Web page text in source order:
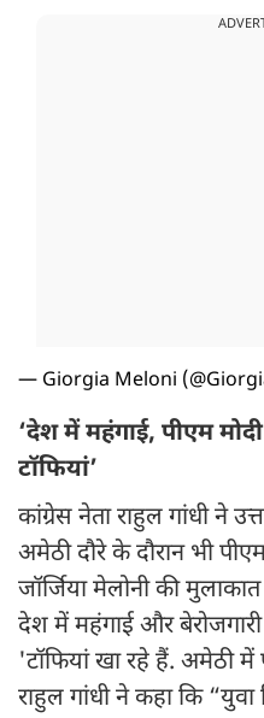
— Giorgia Meloni
‘देश में महंगाई, पीएम
टॉफियां’
कांग्रेस नेता राहुल गांधी ने
अमेठी दौरे के दौरान भी
जॉर्जिया मेलोनी की
देश में महंगाई और
'टॉफियां खा रहे हैं. अमेठी में
राहुल गांधी ने कहा कि “युवा